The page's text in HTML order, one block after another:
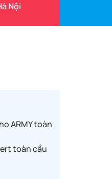
Nội
ARMY toàn
toàn cầu